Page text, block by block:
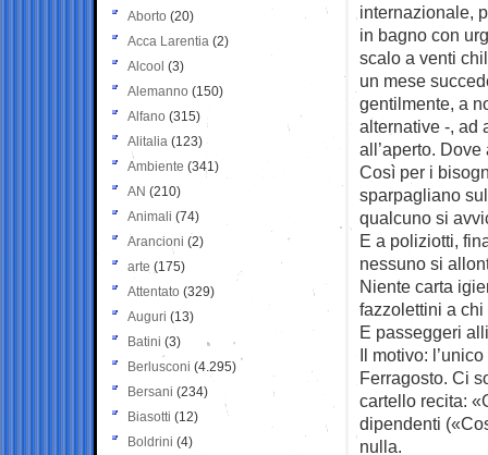
internazionale,
in bagno con
scalo a venti
un mese
gentilmente, a
alternative -, ad
all’aperto.
Così per i
sparpagliano
qualcuno si
E a poliziotti,
nessuno si
Niente carta
fazzolettini a
E passeggeri
Il motivo:
Ferragosto. Ci
cartello recita:
dipendenti
nulla.
Aborto (20)
Acca Larentia (2)
Alcool (3)
Alemanno (150)
Alfano (315)
Alitalia (123)
Ambiente (341)
AN (210)
Animali (74)
Arancioni (2)
arte (175)
Attentato (329)
Auguri (13)
Batini (3)
Berlusconi (4.295)
Bersani (234)
Biasotti (12)
Boldrini (4)